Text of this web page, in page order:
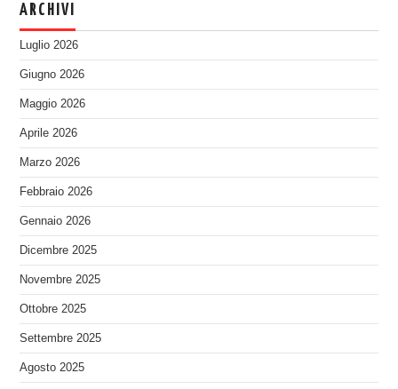
ARCHIVI
Luglio 2026
Giugno 2026
Maggio 2026
Aprile 2026
Marzo 2026
Febbraio 2026
Gennaio 2026
Dicembre 2025
Novembre 2025
Ottobre 2025
Settembre 2025
Agosto 2025